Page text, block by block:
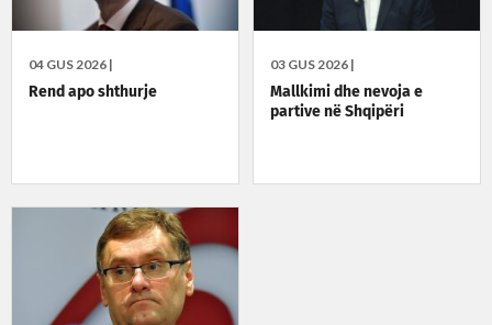
04 GUS 2026 |
Rend apo shthurje
03 GUS 2026 |
Mallkimi dhe nevoja e
partive në Shqipëri